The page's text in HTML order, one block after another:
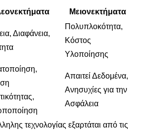
Μειονεκτήματα
Διαφάνεια,
Πολυπλοκότητα,
Κόστος
Υλοποίησης
Απαιτεί Δεδομένα,
Ανησυχίες για την
Ασφάλεια
τεχνολογίας εξαρτάται από τις